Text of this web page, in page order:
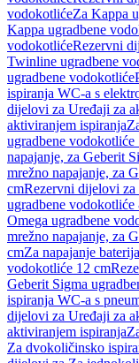
vodokotlićeZa Kappa
Kappa ugradbene
vodokotlićeRezervni
Twinline ugradbene
ugradbene vodokotliće
ispiranja WC-a s
dijelovi za Uređaji za
aktiviranjem ispiranja
ugradbene vodokotliće
napajanje, za Geberit
mrežno napajanje, za
cmRezervni dijelovi za
ugradbene vodokotliće
Omega ugradbene
mrežno napajanje, za
cmZa napajanje
vodokotliće 12 cm
Geberit Sigma
ispiranja WC-a s
dijelovi za Uređaji za
aktiviranjem ispiranja
Za dvokoličinsko